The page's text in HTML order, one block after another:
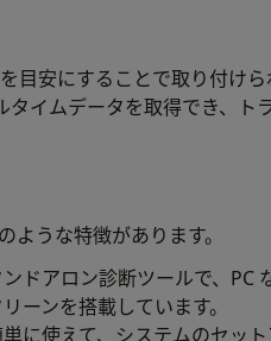
安にすることで取り付けら
イムデータを取得でき、ト
ような特徴があります。
ドアロン診断ツールで、PC
ーンを搭載しています。
に使えて、システムのセッ